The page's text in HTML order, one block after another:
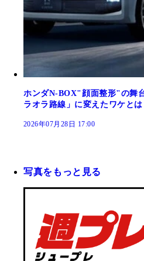
ホンダN-BOX"顔面整形"の舞
ラオラ路線」に変えたワケとは
2026年07月28日 17:00
写真をもっと見る